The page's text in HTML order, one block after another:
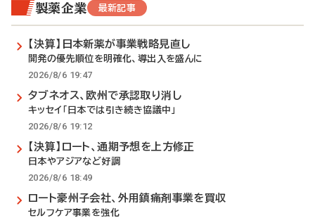
製薬企業 最新記事
【決算】日本新薬が事業戦略見直し
開発の優先順位を明確化、導出入を盛んに
2026/8/6 19:47
タブネオス、欧州で承認取り消し
キッセイ「日本では引き続き協議中」
2026/8/6 19:12
【決算】ロート、通期予想を上方修正
日本やアジアなど好調
2026/8/6 18:49
ロート豪州子会社、外用鎮痛剤事業を買収
セルフケア事業を強化